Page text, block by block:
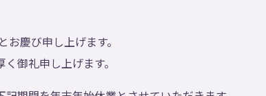
慶び申し上げます。
御礼申し上げます。